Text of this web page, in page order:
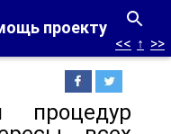
проекту
<< ↑ >>
процедур